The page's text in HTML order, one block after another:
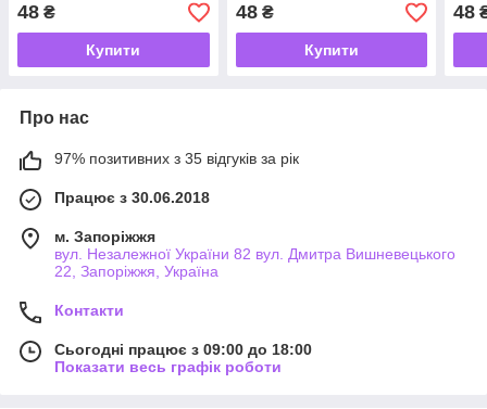
48 ₴
Купити
48₴
Купити
48
Про нас
97% позитивних з 35 відгуків за рік
Працює з 30.06.2018
м. Запоріжжя
вул. Незалежної України 82 вул. Дмитра Вишневецького
22, Запоріжжя, Україна
Контакти
Сьогодні працює з 09:00 до 18:00
Показати весь графік роботи